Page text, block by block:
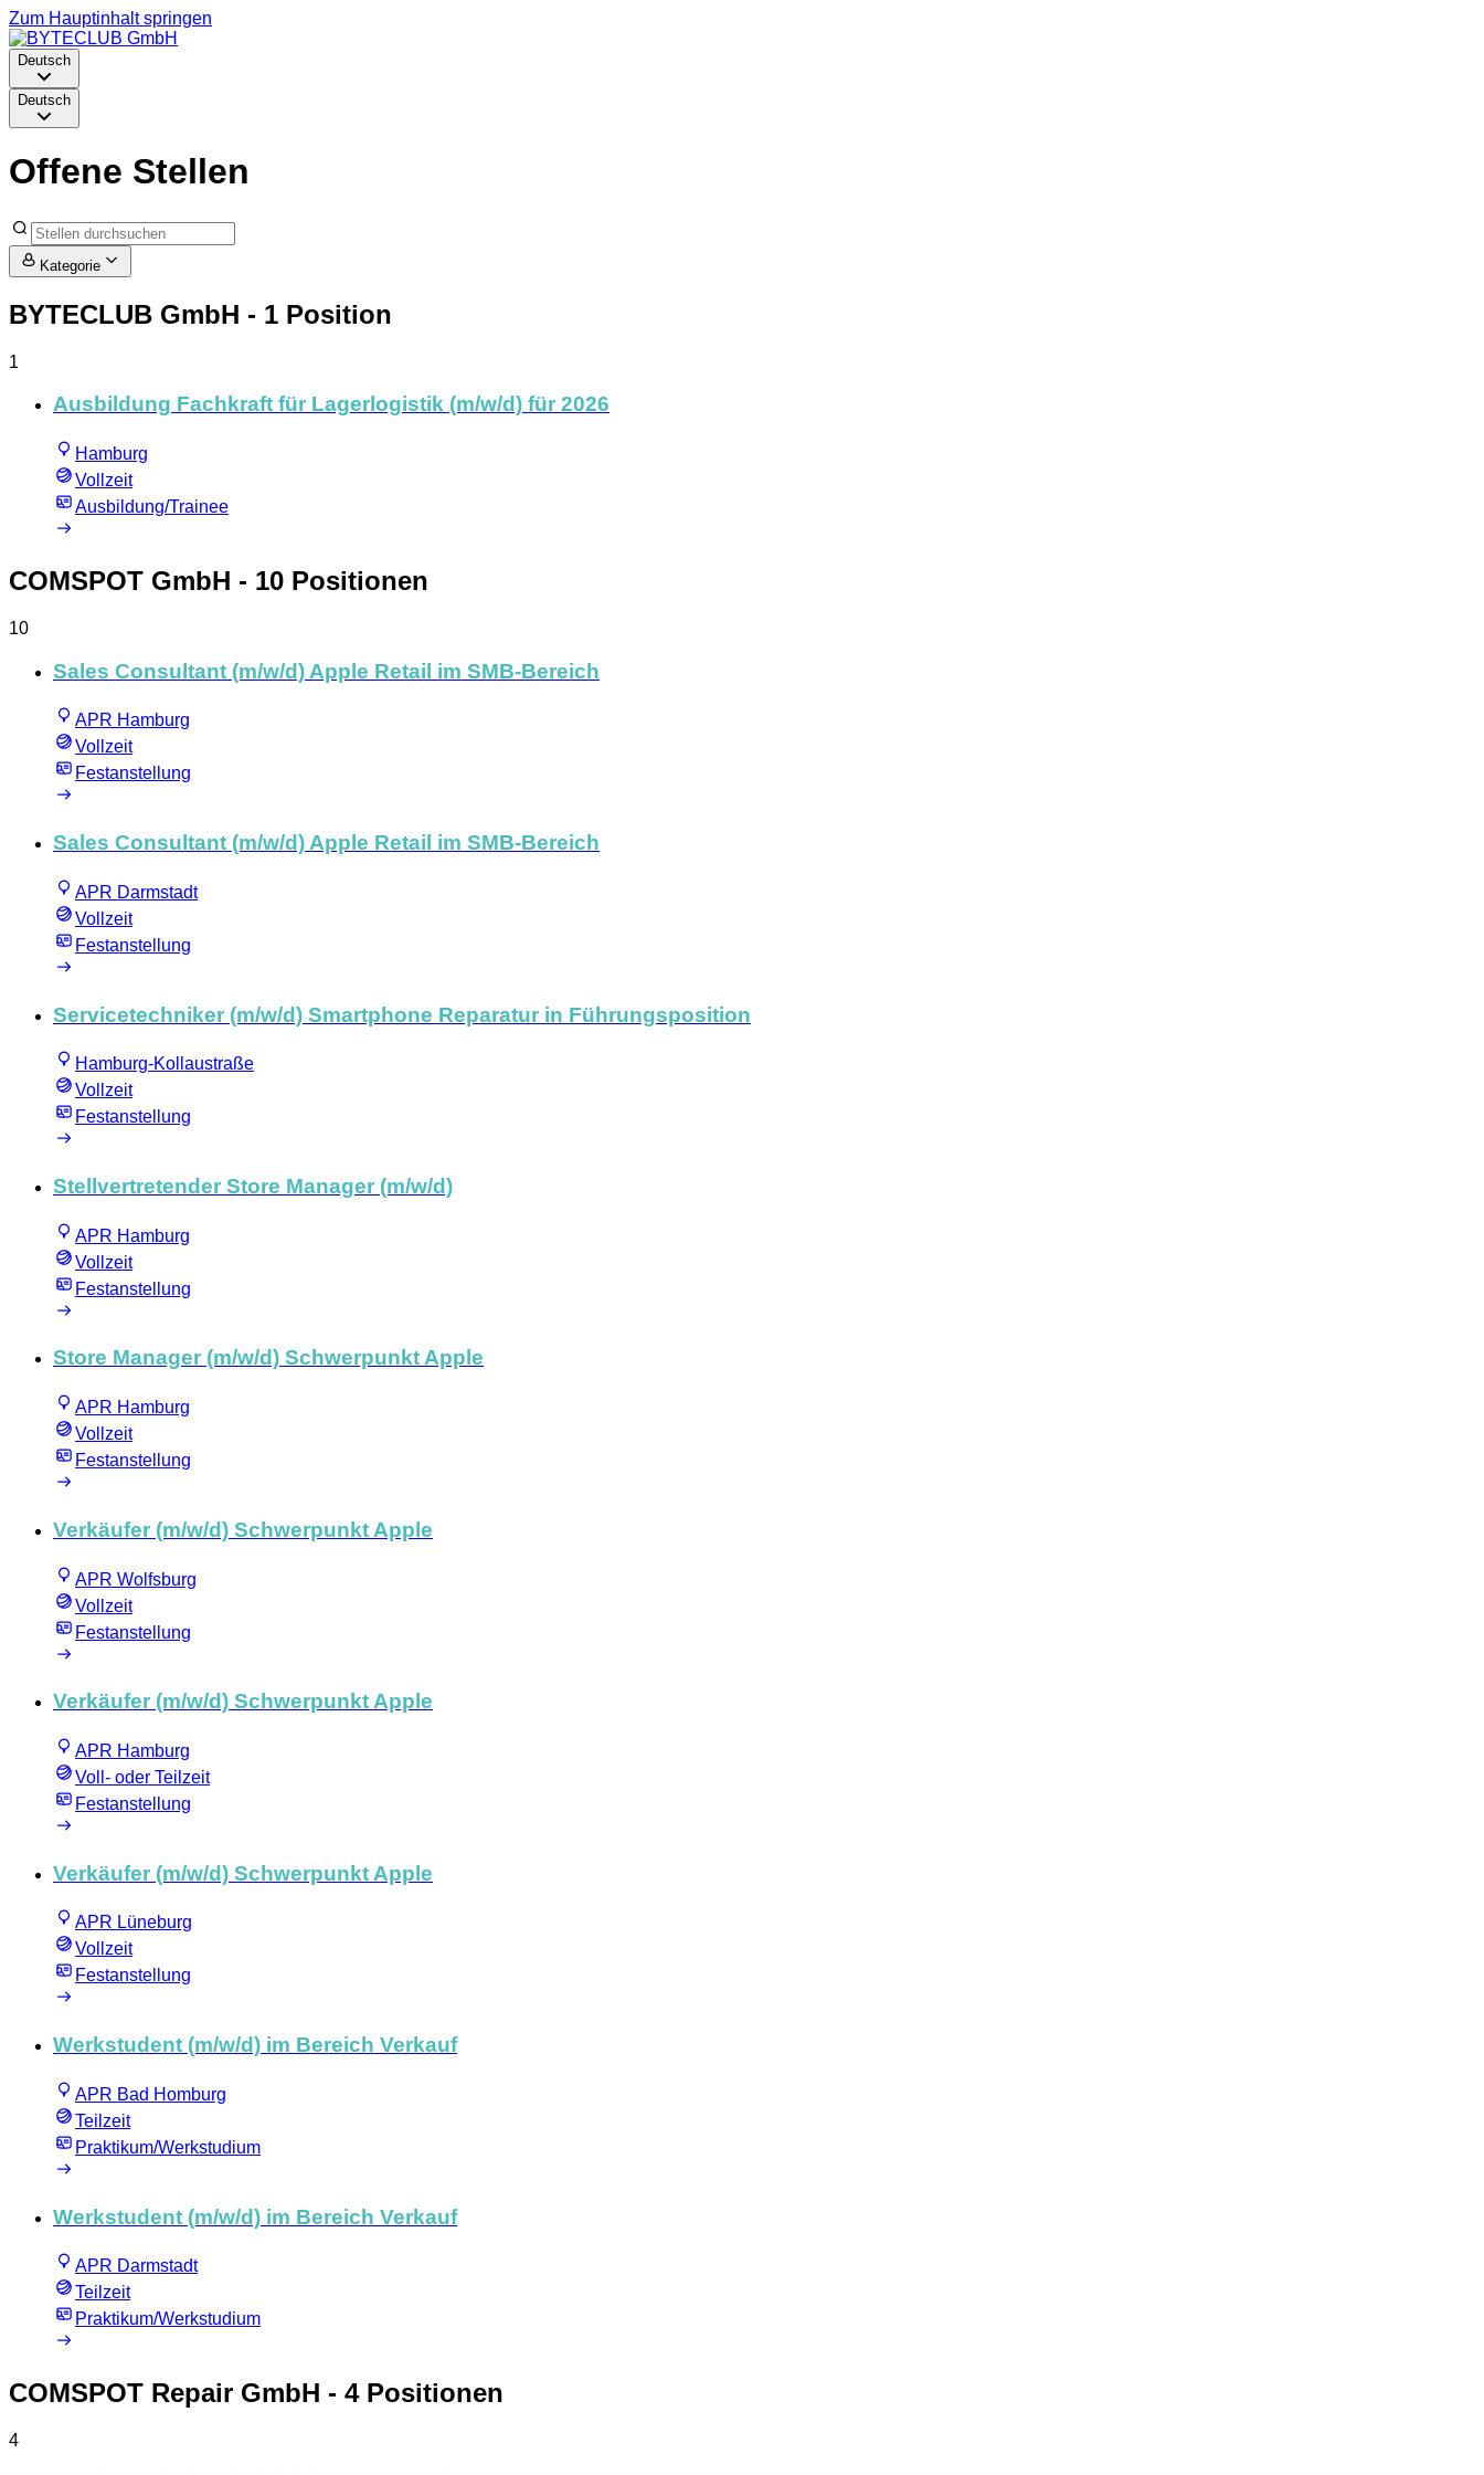
Zum Hauptinhalt springen
Deutsch
Deutsch
Offene Stellen
Kategorie
BYTECLUB GmbH - 1 Position
1
Ausbildung Fachkraft für Lagerlogistik (m/w/d) für 2026
Hamburg
Vollzeit
Ausbildung/Trainee
COMSPOT GmbH - 10 Positionen
10
Sales Consultant (m/w/d) Apple Retail im SMB-Bereich
APR Hamburg
Vollzeit
Festanstellung
Sales Consultant (m/w/d) Apple Retail im SMB-Bereich
APR Darmstadt
Vollzeit
Festanstellung
Servicetechniker (m/w/d) Smartphone Reparatur in Führungsposition
Hamburg-Kollaustraße
Vollzeit
Festanstellung
Stellvertretender Store Manager (m/w/d)
APR Hamburg
Vollzeit
Festanstellung
Store Manager (m/w/d) Schwerpunkt Apple
APR Hamburg
Vollzeit
Festanstellung
Verkäufer (m/w/d) Schwerpunkt Apple
APR Wolfsburg
Vollzeit
Festanstellung
Verkäufer (m/w/d) Schwerpunkt Apple
APR Hamburg
Voll- oder Teilzeit
Festanstellung
Verkäufer (m/w/d) Schwerpunkt Apple
APR Lüneburg
Vollzeit
Festanstellung
Werkstudent (m/w/d) im Bereich Verkauf
APR Bad Homburg
Teilzeit
Praktikum/Werkstudium
Werkstudent (m/w/d) im Bereich Verkauf
APR Darmstadt
Teilzeit
Praktikum/Werkstudium
COMSPOT Repair GmbH - 4 Positionen
4